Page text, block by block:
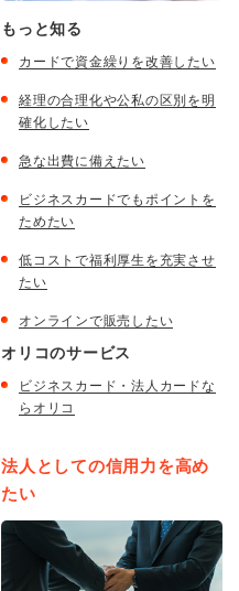
もっと知る
カードで資金繰りを改善したい
経理の合理化や公私の区別を明
確化したい
急な出費に備えたい
ビジネスカードでもポイントを
ためたい
低コストで福利厚生を充実させ
たい
オンラインで販売したい
オリコのサービス
ビジネスカード・法人カードな
らオリコ
法人としての信用力を高め
たい